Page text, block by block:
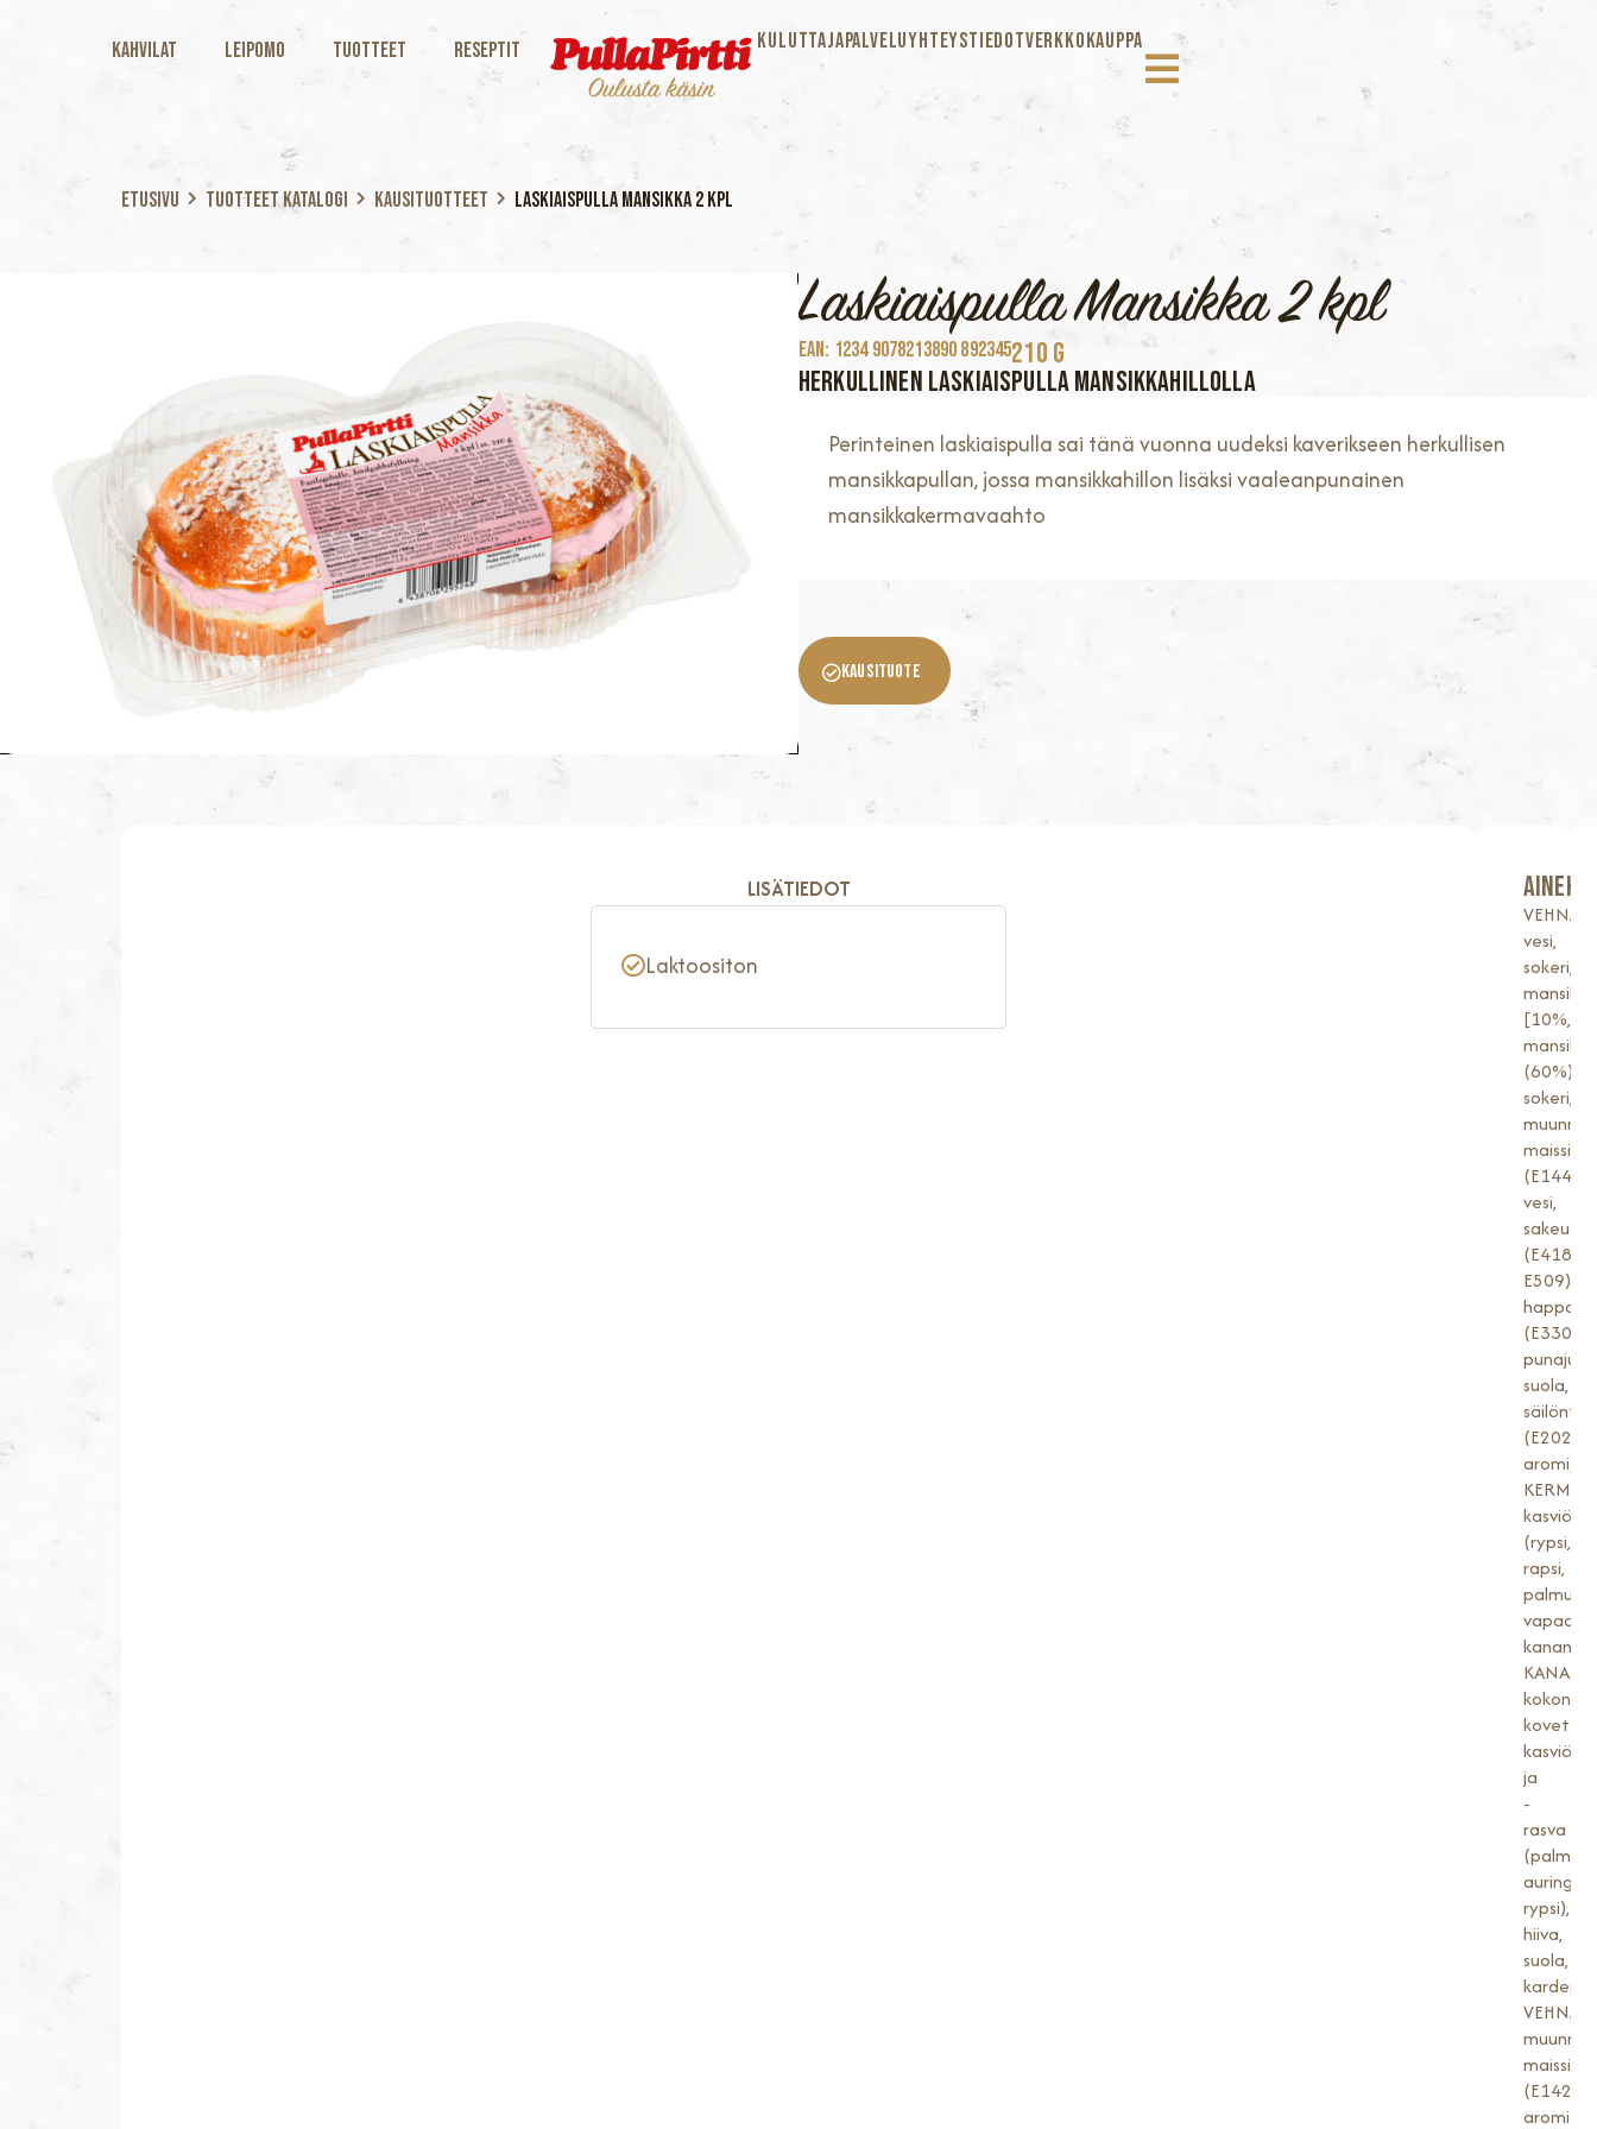
Kahvilat Leipomo Tuotteet Reseptit KULUTTAJAPALVELUYHTEYSTIEDOTVERKKOKAUPPA
Etusivu Tuotteet katalogi Kausituotteet Laskiaispulla Mansikka 2 kpl
Laskiaispulla Mansikka 2 kpl
EAN: 1234 9078213890 892345210 G
HERKULLINEN LASKIAISPULLA MANSIKKAHILLOLLA
Perinteinen laskiaispulla sai tänä vuonna uudeksi kaverikseen herkullisen
mansikkapullan, jossa mansikkahillon lisäksi vaaleanpunainen
mansikkakermavaahto
KAUSITUOTE
LISÄTIEDOT
Laktoositon
vesi,
sokeri,
[10%,
mansikka
(60%),
sokeri,
(E1442),
vesi,
(E418,
E509),
(E330),
suola,
(E202),
aromi],
KERMA,
kasviöljy
(rypsi,
rapsi,
palmu),
vapaan
kanan
kasviöljy
ja
-
rasva
rypsi),
hiiva,
suola,
(E1422),
aromit